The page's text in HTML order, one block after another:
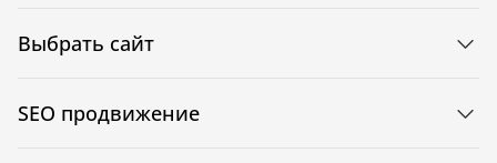
Выбрать сайт
SEO продвижение